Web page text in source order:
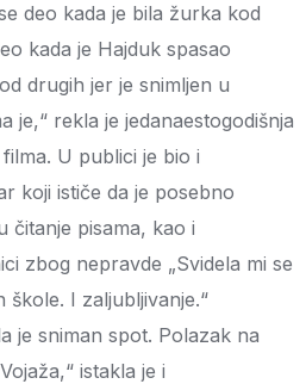
deo kada je bila žurka kod
kada je Hajduk spasao
drugih jer je snimljen u
je,“ rekla je jedanaestogodišnja
U publici je bio i
koji ističe da je posebno
čitanje pisama, kao i
zbog nepravde „Svidela mi se
škole. I zaljubljivanje.“
je sniman spot. Polazak na
istakla je i